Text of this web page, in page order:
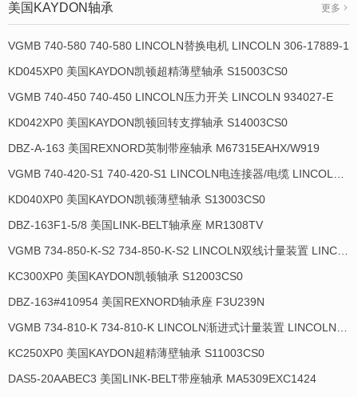
美国KAYDON轴承 更多
VGMB 740-580 740-580 LINCOLN替换电机 LINCOLN 306-17889-1
KD045XP0 美国KAYDON凯顿超精薄壁轴承 S15003CS0
VGMB 740-450 740-450 LINCOLN压力开关 LINCOLN 934027-E
KD042XP0 美国KAYDON凯顿回转支撑轴承 S14003CS0
DBZ-A-163 美国REXNORD英制带座轴承 M67315EAHX/W919
KD040XP0 美国KAYDON凯顿薄壁轴承 S13003CS0
DBZ-163F1-5/8 美国LINK-BELT轴承座 MR1308TV
KC300XP0 美国KAYDON凯顿轴承 S12003CS0
DBZ-163#410954 美国REXNORD轴承座 F3U239N
KC250XP0 美国KAYDON超精薄壁轴承 S11003CS0
DAS5-20AABEC3 美国LINK-BELT带座轴承 MA5309EXC1424